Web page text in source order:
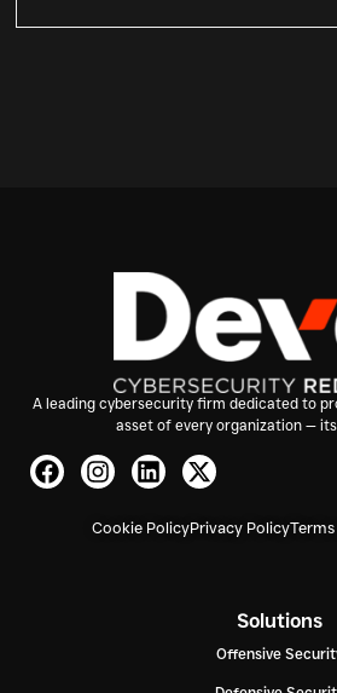
A leading cybersecurity firm dedicated to
asset of every organization —
Cookie PolicyPrivacy Policy
Solutions
Offensive